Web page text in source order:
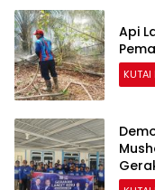
Api
KUTAI